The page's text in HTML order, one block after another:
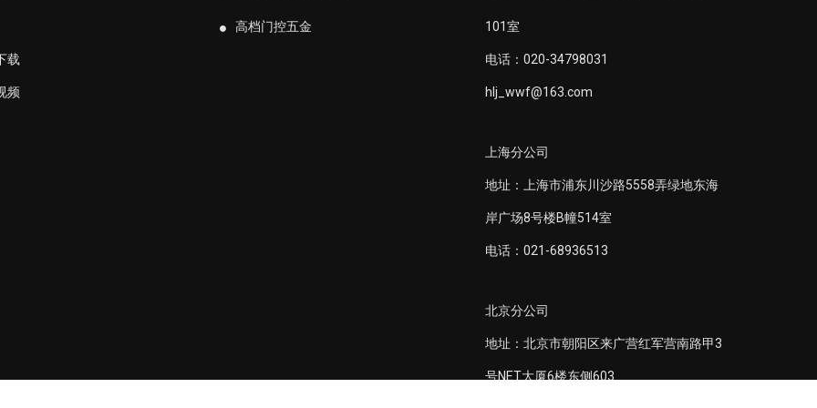
载
频
高档门控五金 101室
电话：020-34798031
hlj_wwf@163.com
上海分公司
地址：上海市浦东川沙路5558弄绿地东海
岸广场8号楼B幢514室
电话：021-68936513
北京分公司
地址：北京市朝阳区来广营红军营南路甲3
号NET大厦6楼东侧603